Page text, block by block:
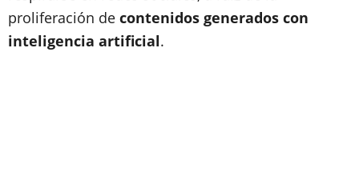
proliferación de contenidos generados con
inteligencia artificial.